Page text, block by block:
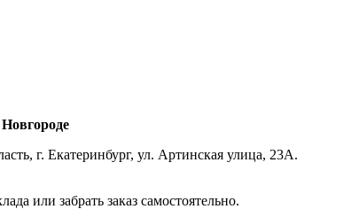
г. Екатеринбург, ул. Артинская улица, 23А.
или забрать заказ самостоятельно.